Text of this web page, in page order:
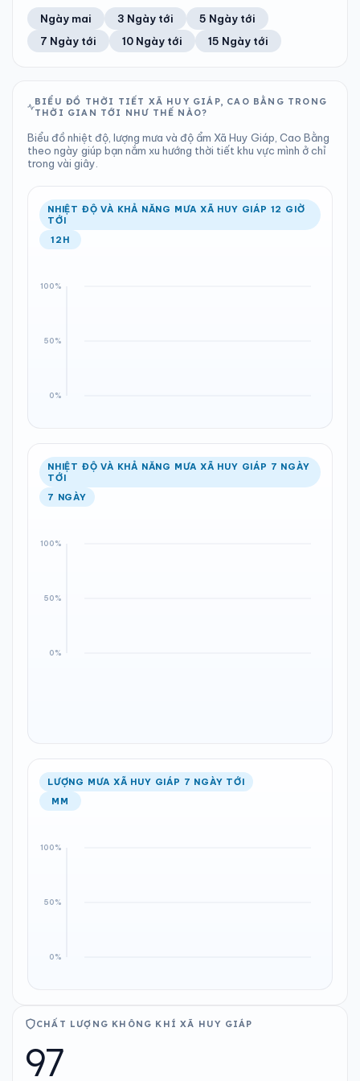
23°C 100%
Khả năng mưa
6.11 mm
Tổng cả ngày
1002 hPa
Bình thường
13
Chỉ số UV
Tốt
Ước lượng
21°C
Ổn định
100%
Khả năng mưa
Trung bình ngày Tốc độ gió
TIA UV TẦM NHÌN
LƯỢNG MƯA
0 mm
Tổng cả ngày
ÁP SUẤT
1000 hPa
Bình thường
Ổn định Khả năng mưa
Ngày mai 3 Ngày tới
5 Ngày tới
7 Ngày tới
10 Ngày tới 15 Ngày tới
BIỂU ĐỒ THỜI TIẾT XÃ HUY GIÁP, CAO BẰNG TRONG
THỜI GIAN TỚI NHƯ THẾ NÀO?
Biểu đồ nhiệt độ, lượng mưa và độ ẩm Xã Huy Giáp, Cao Bằng
theo ngày giúp bạn nắm xu hướng thời tiết khu vực mình ở chỉ
trong vài giây.
NHIỆT ĐỘ VÀ KHẢ NĂNG MƯA XÃ HUY GIÁP 12 GIỜ
TỚI
12H
NHIỆT ĐỘ VÀ KHẢ NĂNG MƯA XÃ HUY GIÁP 7 NGÀY
TỚI
7 NGÀY
LƯỢNG MƯA XÃ HUY GIÁP 7 NGÀY TỚI
MM
CHẤT LƯỢNG KHÔNG KHÍ XÃ HUY GIÁP
97